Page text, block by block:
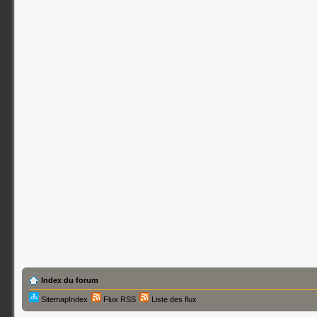
Index du forum
SitemapIndex Flux RSS Liste des flux